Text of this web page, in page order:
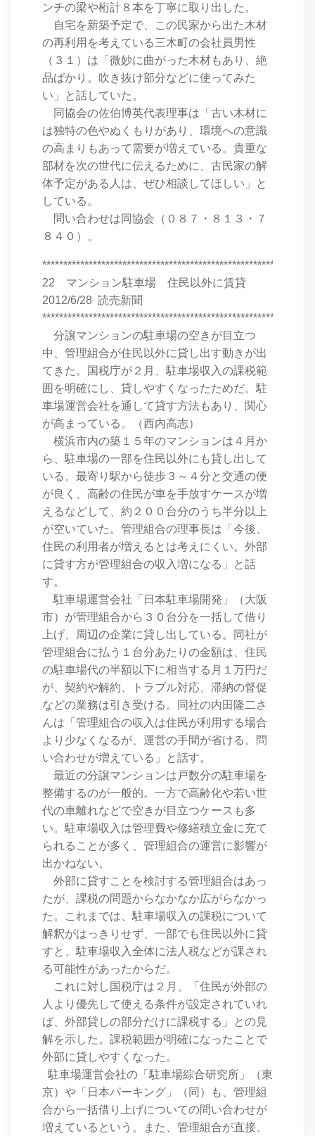
ンチの梁や桁計８本を丁寧に取り出した。
自宅を新築予定で、この民家から出た木材
の再利用を考えている三木町の会社員男性
（３１）は「微妙に曲がった木材もあり、絶
品ばかり。吹き抜け部分などに使ってみた
い」と話していた。
同協会の佐伯博英代表理事は「古い木材に
は独特の色やぬくもりがあり、環境への意識
の高まりもあって需要が増えている。貴重な
部材を次の世代に伝えるために、古民家の解
体予定がある人は、ぜひ相談してほしい」と
している。
問い合わせは同協会（０８７・８１３・７
８４０）。
22 マンション駐車場 住民以外に賃貸
2012/6/28 読売新聞
分譲マンションの駐車場の空きが目立つ
中、管理組合が住民以外に貸し出す動きが出
てきた。国税庁が２月、駐車場収入の課税範
囲を明確にし、貸しやすくなったためだ。駐
車場運営会社を通して貸す方法もあり、関心
が高まっている。（西内高志）
横浜市内の築１５年のマンションは４月か
ら、駐車場の一部を住民以外にも貸し出して
いる。最寄り駅から徒歩３～４分と交通の便
が良く、高齢の住民が車を手放すケースが増
えるなどして、約２００台分のうち半分以上
が空いていた。管理組合の理事長は「今後、
住民の利用者が増えるとは考えにくい。外部
に貸す方が管理組合の収入増になる」と話
す。
駐車場運営会社「日本駐車場開発」（大阪
市）が管理組合から３０台分を一括して借り
上げ、周辺の企業に貸し出している。同社が
管理組合に払う１台分あたりの金額は、住民
の駐車場代の半額以下に相当する月１万円だ
が、契約や解約、トラブル対応、滞納の督促
などの業務は引き受ける。同社の内田隆二さ
んは「管理組合の収入は住民が利用する場合
より少なくなるが、運営の手間が省ける。問
い合わせが増えている」と話す。
最近の分譲マンションは戸数分の駐車場を
整備するのが一般的。一方で高齢化や若い世
代の車離れなどで空きが目立つケースも多
い。駐車場収入は管理費や修繕積立金に充て
られることが多く、管理組合の運営に影響が
出かねない。
外部に貸すことを検討する管理組合はあっ
たが、課税の問題からなかなか広がらなかっ
た。これまでは、駐車場収入の課税について
解釈がはっきりせず、一部でも住民以外に貸
すと、駐車場収入全体に法人税などが課され
る可能性があったからだ。
これに対し国税庁は２月、「住民が外部の
人より優先して使える条件が設定されていれ
ば、外部貸しの部分だけに課税する」との見
解を示した。課税範囲が明確になったことで
外部に貸しやすくなった。
駐車場運営会社の「駐車場綜合研究所」（東
京）や「日本パーキング」（同）も、管理組
合から一括借り上げについての問い合わせが
増えているという。また、管理組合が直接、